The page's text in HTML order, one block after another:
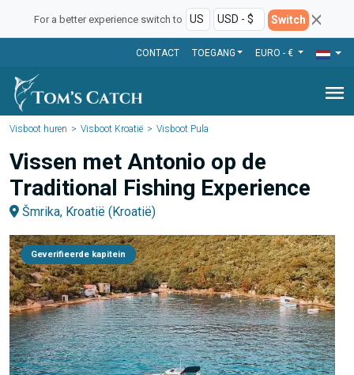
For a better experience switch to Switch
CONTACT TOEGANG EURO - €
menu
Visboot huren Visboot Kroatië Visboot Pula
Vissen met Antonio op de
Traditional Fishing Experience
Šmrika, Kroatië (Kroatië)
Geverifieerde kapitein